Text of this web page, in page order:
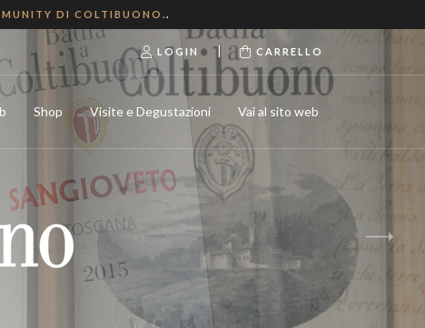
DI COLTIBUONO..
LOGIN | CARRELLO
Shop Visite e Degustazioni Vai al sito web